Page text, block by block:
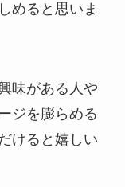
めると思いま
味がある人や
ジを膨らめる
けると嬉しい